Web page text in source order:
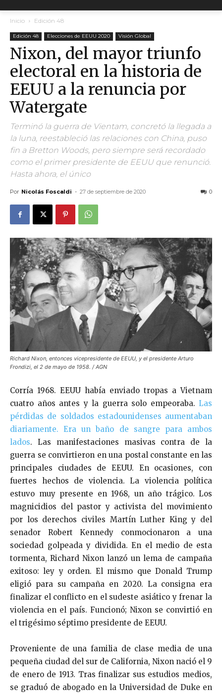
Inicio Edición 48
Edición 48 Elecciones de EEUU 2020 Visión Global
Nixon, del mayor triunfo
electoral en la historia de
EEUU a la renuncia por
Watergate
Terminó la guerra de Vientam, concretó la llegada a
la luna, reestableció las relaciones con China, puso
fin a Bretton Woods, pero siempre será recordado
como el primer presidente de EEUU que renunció.
Hasta ahora, el único
Por Nicolás Foscaldi - 27 de septiembre de 2020 0
Richard Nixon, entonces vicepresidente de EEUU, y el presidente Arturo
Frondizi, el 2 de mayo de 1958. / AGN
Corría 1968. EEUU había enviado tropas a Vietnam
cuatro años antes y la guerra solo empeoraba. Las
pérdidas de soldados estadounidenses aumentaban
diariamente. Era un baño de sangre para ambos
lados. Las manifestaciones masivas contra de la
guerra se convirtieron en una postal constante en las
principales ciudades de EEUU. En ocasiones, con
fuertes hechos de violencia. La violencia política
estuvo muy presente en 1968, un año trágico. Los
magnicidios del pastor y activista del movimiento
por los derechos civiles Martín Luther King y del
senador Robert Kennedy conmocionaron a una
sociedad golpeada y dividida. En el medio de esta
tormenta, Richard Nixon lanzó un lema de campaña
exitoso: ley y orden. El mismo que Donald Trump
eligió para su campaña en 2020. La consigna era
finalizar el conflicto en el sudeste asiático y frenar la
violencia en el país. Funcionó; Nixon se convirtió en
el trigésimo séptimo presidente de EEUU.
Proveniente de una familia de clase media de una
pequeña ciudad del sur de California, Nixon nació el 9
de enero de 1913. Tras finalizar sus estudios medios,
se graduó de abogado en la Universidad de Duke en